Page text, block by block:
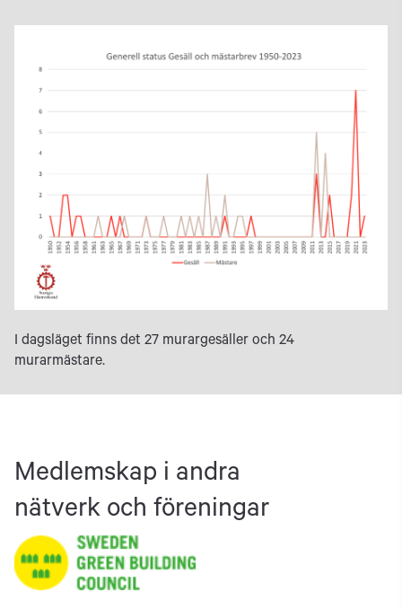
I dagsläget finns det 27 murargesäller och 24
murarmästare.
Medlemskap i andra
nätverk och föreningar